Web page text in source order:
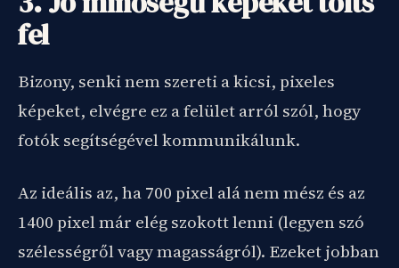
fel
Bizony, senki nem szereti a kicsi, pixeles
képeket, elvégre ez a felület arról szól, hogy
fotók segítségével kommunikálunk.
Az ideális az, ha 700 pixel alá nem mész és az
1400 pixel már elég szokott lenni (legyen szó
szélességről vagy magasságról). Ezeket jobban